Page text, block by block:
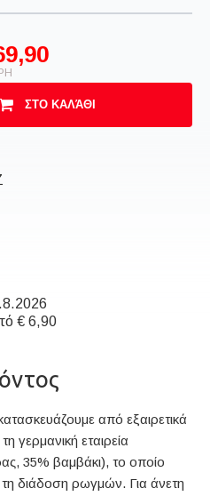
ΣΤΟ ΚΑΛΆΘΙ
€ 6,90
από εξαιρετικά
γερμανική εταιρεία
35% βαμβάκι), το οποίο
τη διάδοση ρωγμών. Για άνετη